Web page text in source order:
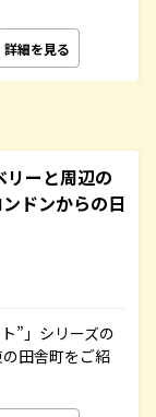
詳細を見る
リーと周辺の
ドンからの日
”」シリーズの
田舎町をご紹